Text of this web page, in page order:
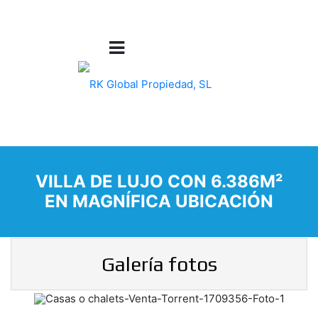
VILLA DE LUJO CON 6.386M²
EN MAGNÍFICA UBICACIÓN
Galería fotos